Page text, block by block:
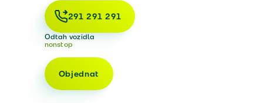
291 291 291
Odtah vozidla
nonstop
Objednat